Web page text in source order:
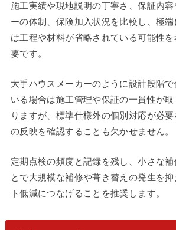
施工実績や現地説明の丁寧さ、保証内
ーの体制、保険加入状況を比較し、極端
は工程や材料が省略されている可能性
要です。
大手ハウスメーカーのように設計段階
いる場合は施工管理や保証の一貫性が
りますが、標準仕様外の個別対応が必
の反映を確認することも欠かせません。
定期点検の頻度と記録を残し、小さな補
とで大規模な補修や葺き替えの発生を
ト低減につなげることを推奨します。